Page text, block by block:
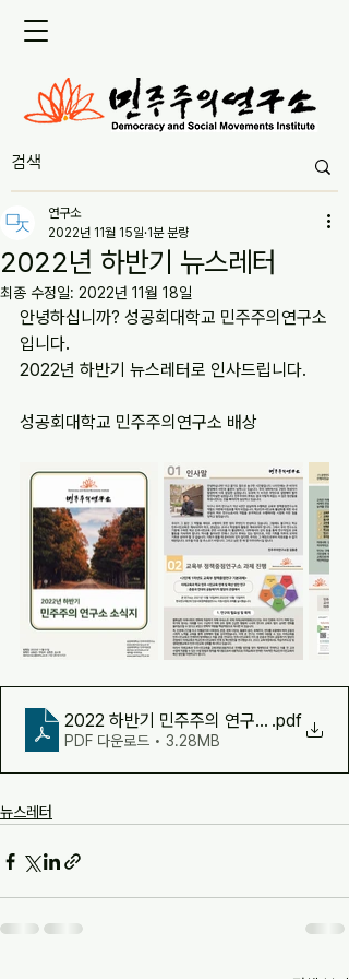
2022년 하반기 뉴스레터
연구소
2022년 11월 15일 1분 분량
최종 수정일: 2022년 11월 18일
안녕하십니까? 성공회대학교 민주주의연구소
입니다.
2022년 하반기 뉴스레터로 인사드립니다.
성공회대학교 민주주의연구소 배상
2022 하반기 민주주의 연구소 소식지(배
.pdf
PDF 다운로드 • 3.28MB
뉴스레터